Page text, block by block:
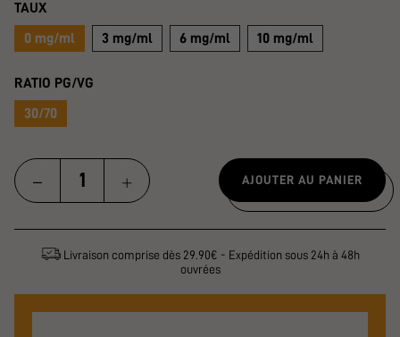
TAUX
0 mg/ml 3 mg/ml 6 mg/ml 10 mg/ml
RATIO PG/VG
30/70
AJOUTER AU PANIER
Livraison comprise dès 29.90€ - Expédition sous 24h à 48h
ouvrées